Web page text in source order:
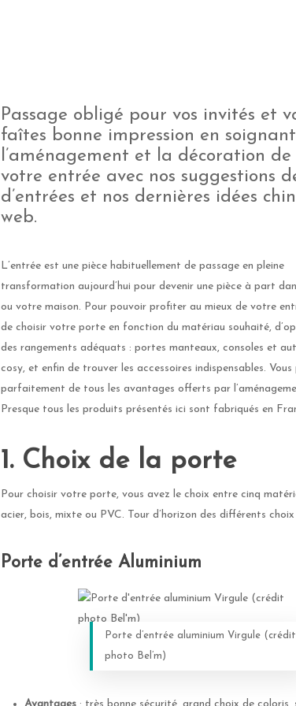
Passage obligé pour vos invités et
faîtes bonne impression en soignant
l’aménagement et la décoration de
votre entrée avec nos suggestions
d’entrées et nos dernières idées
web.
L’entrée est une pièce habituellement de passage en pleine
transformation aujourd’hui pour devenir une pièce à part
ou votre maison. Pour pouvoir profiter au mieux de votre
de choisir votre porte en fonction du matériau souhaité,
des rangements adéquats : portes manteaux, consoles et
cosy, et enfin de trouver les accessoires indispensables.
parfaitement de tous les avantages offerts par
Presque tous les produits présentés ici sont fabriqués en
1. Choix de la porte
Pour choisir votre porte, vous avez le choix entre cinq
acier, bois, mixte ou PVC. Tour d’horizon des différents
Porte d’entrée Aluminium
Porte d’entrée aluminium Virgule (crédit
photo Bel’m)
Avantages: très bonne sécurité, grand choix de coloris,